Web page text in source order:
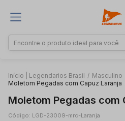
Início | Legendarios Brasil / Masculino
Moletom Pegadas com Capuz Laranja
Moletom Pegadas com
Código: LGD-23009-mrc-Laranja